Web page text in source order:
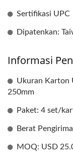
Sertifikasi UPC
Dipatenkan:
Informasi
Ukuran Karton
250mm
Paket: 4 set/
Berat
MOQ: USD